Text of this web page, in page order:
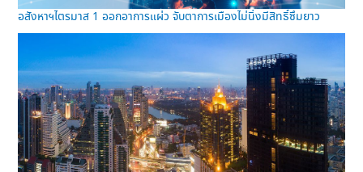
อสังหาฯไตรมาส 1 ออกอาการแผ่ว จับตาการเมืองไม่นิ่งมีสิทธิ์ซึมยาว